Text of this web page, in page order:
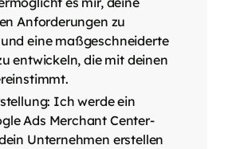
Anforderungen zu
eine maßgeschneiderte
entwickeln, die mit deinen
Ich werde ein
Ads Merchant Center-
Unternehmen erstellen